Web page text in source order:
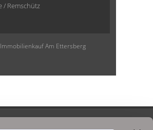
/ Remschütz
Immobilienkauf Am Ettersberg